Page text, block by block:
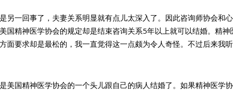
另一回事了，夫妻关系明显就有点儿太深入了。因此咨询师协会和
国精神医学协会的规定却是结束咨询关系5年以上就可以结婚。精
面要求却是最松的，我一直觉得这一点颇为令人奇怪。不过后来我
美国精神医学协会的一个头儿跟自己的病人结婚了。如果精神医学